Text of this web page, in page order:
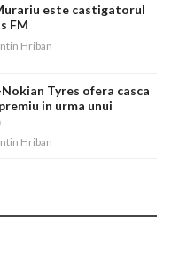
este castigatorul
FM
Hriban
Tyres ofera casca
in urma unui
Hriban